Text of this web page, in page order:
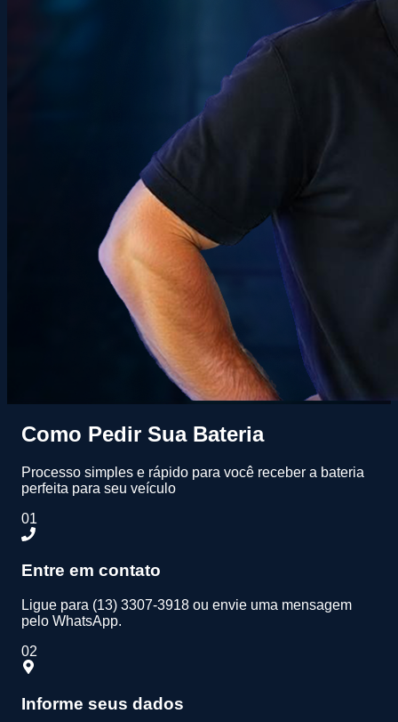
Como Pedir Sua Bateria
Processo simples e rápido para você receber a bateria
perfeita para seu veículo
01
Entre em contato
Ligue para (13) 3307-3918 ou envie uma mensagem
pelo WhatsApp.
02
Informe seus dados